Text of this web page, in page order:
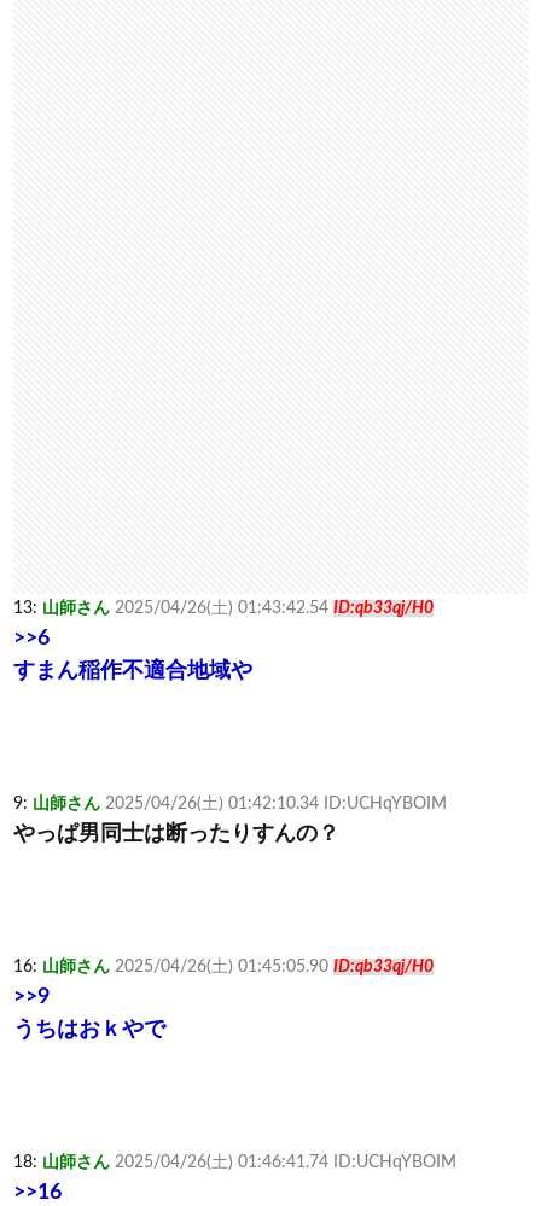
13: 山師さん 2025/04/26(土) 01:43:42.54 ID:qb33qj/H0
>>6
すまん稲作不適合地域や
9: 山師さん 2025/04/26(土) 01:42:10.34 ID:UCHqYBOIM
やっぱ男同士は断ったりすんの？
16: 山師さん 2025/04/26(土) 01:45:05.90 ID:qb33qj/H0
>>9
うちはおｋやで
18: 山師さん 2025/04/26(土) 01:46:41.74 ID:UCHqYBOIM
>>16